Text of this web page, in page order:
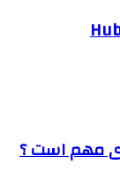
مهم است ؟